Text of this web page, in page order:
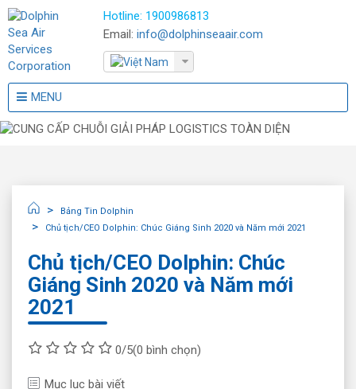
Hotline: 1900986813
Email: info@dolphinseaair.com
MENU
Bảng Tin Dolphin
Chủ tịch/CEO Dolphin: Chúc Giáng Sinh 2020 và Năm mới 2021
Chủ tịch/CEO Dolphin: Chúc
Giáng Sinh 2020 và Năm mới
2021
0/5(0 bình chọn)
Mục lục bài viết